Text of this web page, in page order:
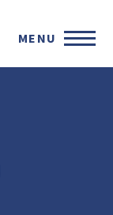
MENU